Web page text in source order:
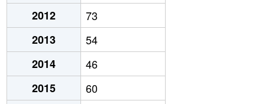
2012
73
2013
54
2014
46
2015
60